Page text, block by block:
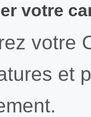
votre
votre
et